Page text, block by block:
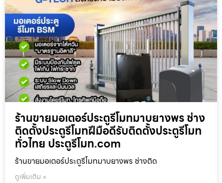
ร้านขายมอเตอร์ประตูรีโมทมาบยางพร ช่าง
ติดตั้งประตูรีโมทฝีมือดีรับติดตั้งประตูรีโมท
ทั่วไทย ประตูรีโมท.com
ร้านขายมอเตอร์ประตูรีโมทมาบยางพร ช่างติด
ดูเพิ่มเติม »